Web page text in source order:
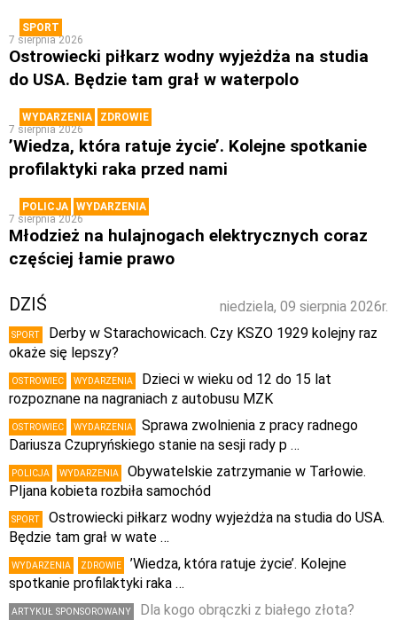
SPORT
7 sierpnia 2026
Ostrowiecki piłkarz wodny wyjeżdża na studia
do USA. Będzie tam grał w waterpolo
WYDARZENIA
ZDROWIE
7 sierpnia 2026
’Wiedza, która ratuje życie’. Kolejne spotkanie
profilaktyki raka przed nami
POLICJA
WYDARZENIA
7 sierpnia 2026
Młodzież na hulajnogach elektrycznych coraz
częściej łamie prawo
niedziela, 09 sierpnia 2026r.
DZIŚ
SPORT
Derby w Starachowicach. Czy KSZO 1929 kolejny raz
okaże się lepszy?
OSTROWIEC WYDARZENIA
Dzieci w wieku od 12 do 15 lat
rozpoznane na nagraniach z autobusu MZK
OSTROWIEC WYDARZENIA
Sprawa zwolnienia z pracy radnego
Dariusza Czupryńskiego stanie na sesji rady p …
POLICJA WYDARZENIA
Obywatelskie zatrzymanie w Tarłowie.
PIjana kobieta rozbiła samochód
SPORT
Ostrowiecki piłkarz wodny wyjeżdża na studia do USA.
Będzie tam grał w wate …
WYDARZENIA ZDROWIE
’Wiedza, która ratuje życie’. Kolejne
spotkanie profilaktyki raka …
ARTYKUŁ SPONSOROWANY
Dla kogo obrączki z białego złota?